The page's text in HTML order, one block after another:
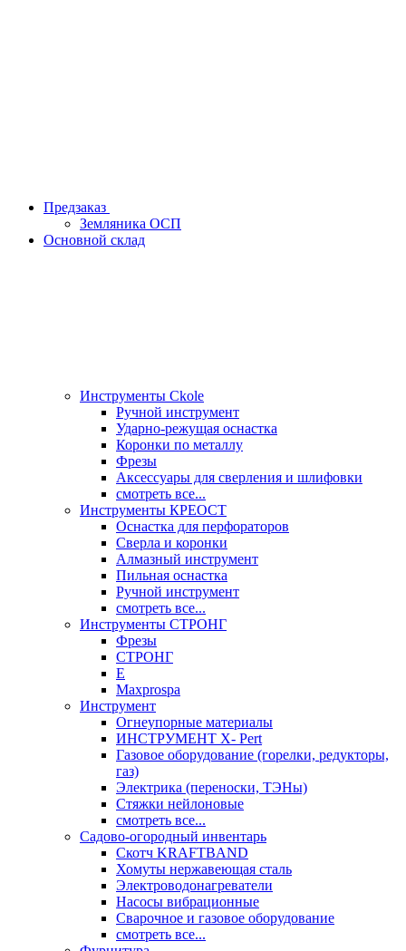
Предзаказ
Земляника ОСП
Основной склад
Инструменты Ckole
Ручной инструмент
Ударно‑режущая оснастка
Коронки по металлу
Фрезы
Аксессуары для сверления и шлифовки
смотреть все...
Инструменты КРЕОСТ
Оснастка для перфораторов
Сверла и коронки
Алмазный инструмент
Пильная оснастка
Ручной инструмент
смотреть все...
Инструменты СТРОНГ
Фрезы
СТРОНГ
Е
Maxprospa
Инструмент
Огнеупорные материалы
ИНСТРУМЕНТ X- Pert
Газовое оборудование (горелки, редукторы,
газ)
Электрика (переноски, ТЭНы)
Стяжки нейлоновые
смотреть все...
Садово-огородный инвентарь
Скотч KRAFTBAND
Хомуты нержавеющая сталь
Электроводонагреватели
Насосы вибрационные
Сварочное и газовое оборудование
смотреть все...